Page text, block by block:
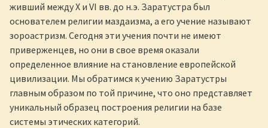
живший между X и VI вв. до н.э. Заратустра был
основателем религии маздаизма, а его учение называют
зороастризм. Сегодня эти учения почти не имеют
приверженцев, но они в свое время оказали
определенное влияние на становление европейской
цивилизации. Мы обратимся к учению Заратустры
главным образом по той причине, что оно представляет
уникальный образец построения религии на базе
системы этических категорий.